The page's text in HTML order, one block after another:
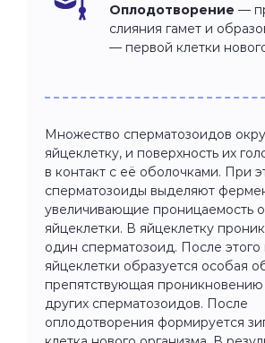
Оплодотворение —
слияния гамет и
— первой клетки
Множество сперматозоидов
яйцеклетку, и поверхность их
в контакт с её оболочками. При
сперматозоиды выделяют
увеличивающие проницаемость
яйцеклетки. В яйцеклетку
один сперматозоид. После этого
яйцеклетки образуется особая
препятствующая
других сперматозоидов. После
оплодотворения формируется